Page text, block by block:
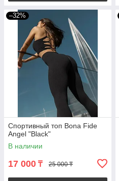
–32%
Спортивный топ Bona Fide
Angel "Black"
В наличии
17 000 ₸ 25 000 ₸